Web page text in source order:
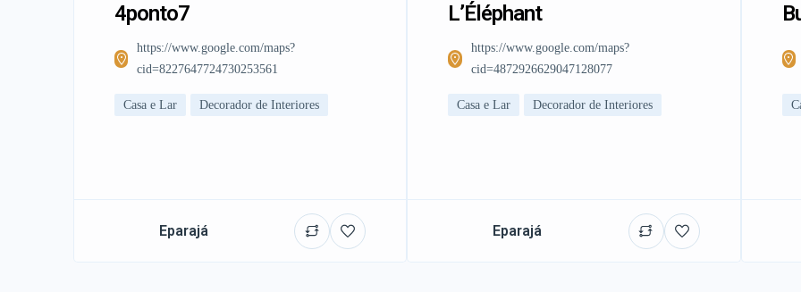
4ponto7
https://www.google.com/maps?
cid=8227647724730253561
Casa e Lar Decorador de Interiores
Eparajá
L’Éléphant
https://www.google.com/maps?
cid=4872926629047128077
Casa e Lar Decorador de Interiores
Eparajá